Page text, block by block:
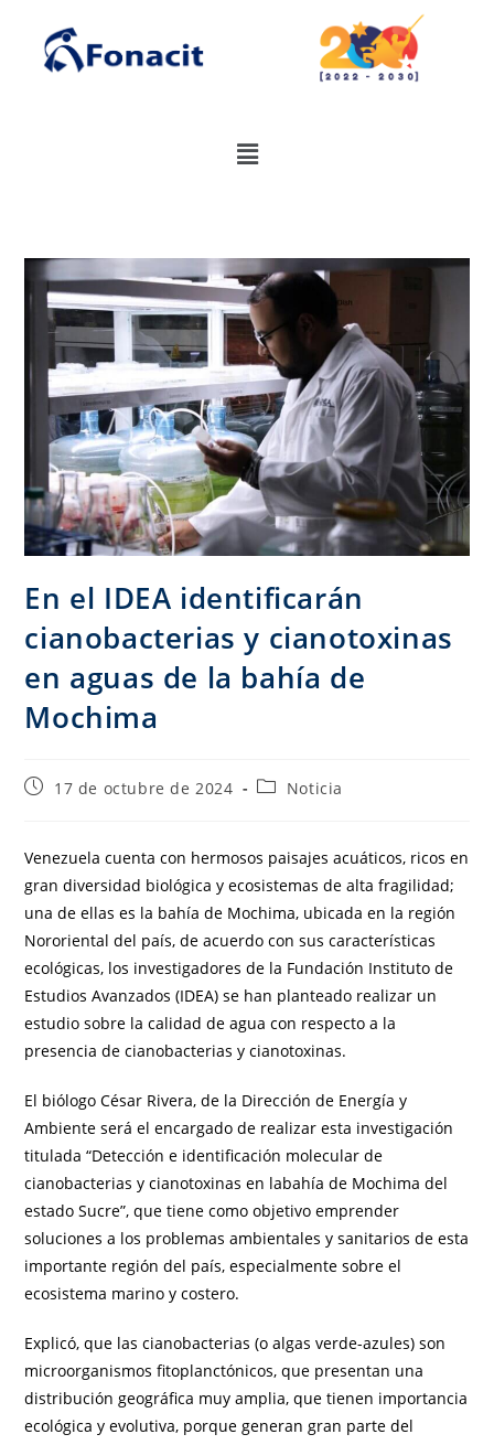
En el IDEA identificarán
cianobacterias y cianotoxinas
en aguas de la bahía de
Mochima
17 de octubre de 2024 Noticia
Venezuela cuenta con hermosos paisajes acuáticos, ricos en
gran diversidad biológica y ecosistemas de alta fragilidad;
una de ellas es la bahía de Mochima, ubicada en la región
Nororiental del país, de acuerdo con sus características
ecológicas, los investigadores de la Fundación Instituto de
Estudios Avanzados (IDEA) se han planteado realizar un
estudio sobre la calidad de agua con respecto a la
presencia de cianobacterias y cianotoxinas.
El biólogo César Rivera, de la Dirección de Energía y
Ambiente será el encargado de realizar esta investigación
titulada “Detección e identificación molecular de
cianobacterias y cianotoxinas en labahía de Mochima del
estado Sucre”, que tiene como objetivo emprender
soluciones a los problemas ambientales y sanitarios de esta
importante región del país, especialmente sobre el
ecosistema marino y costero.
Explicó, que las cianobacterias (o algas verde-azules) son
microorganismos fitoplanctónicos, que presentan una
distribución geográfica muy amplia, que tienen importancia
ecológica y evolutiva, porque generan gran parte del